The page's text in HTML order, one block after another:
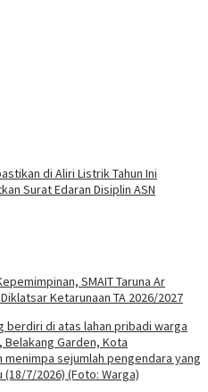
di Aliri Listrik Tahun Ini
Surat Edaran Disiplin ASN
SMAIT Taruna Ar
Ketarunaan TA 2026/2027